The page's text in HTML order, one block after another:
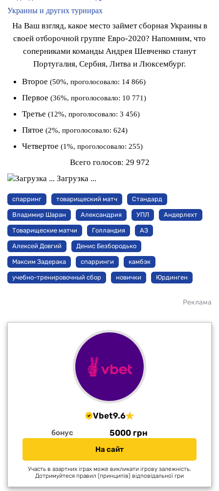
Украины и других турнирах
На Ваш взгляд, какое место займет сборная Украины в
своей отборочной группе Евро-2020? Напомним, что
соперниками команды Андрея Шевченко станут
Португалия, Сербия, Литва и Люксембург.
Второе (50%, проголосовало: 14 866)
Первое (36%, проголосовало: 10 771)
Третье (12%, проголосовало: 3 456)
Пятое (2%, проголосовало: 624)
Четвертое (1%, проголосовало: 255)
Всего голосов: 29 972
Загрузка ...
спарринг товарищеский матч Стандард
Владимир Шаран Александрия УПЛ Андерлехт
Товарищеские матчи Голландия АЗ
Алексей Довгий Денис Безбородько
Максим Задерака спарринги камбэк
учебно-тренировочный сбор новички Юрдинген
Реклама
Vbet9.6
бонус 5000 грн
На сайт
Участь в азартних іграх може викликати ігрову залежність.
Дотримуйтеся правил (принципів) відповідальної гри